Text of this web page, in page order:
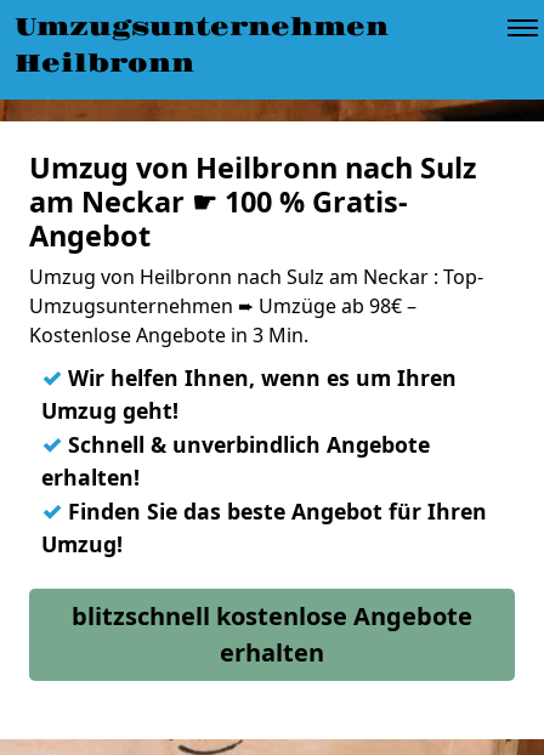
Umzugsunternehmen
Heilbronn
Umzug von Heilbronn nach Sulz
am Neckar ☛ 100 % Gratis-
Angebot
Umzug von Heilbronn nach Sulz am Neckar : Top-
Umzugsunternehmen ➨ Umzüge ab 98€ –
Kostenlose Angebote in 3 Min.
✓ Wir helfen Ihnen, wenn es um Ihren
Umzug geht!
✓ Schnell & unverbindlich Angebote
erhalten!
✓ Finden Sie das beste Angebot für Ihren
Umzug!
blitzschnell kostenlose Angebote
erhalten